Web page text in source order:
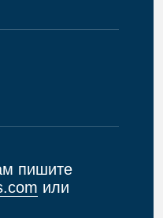
пишите
или